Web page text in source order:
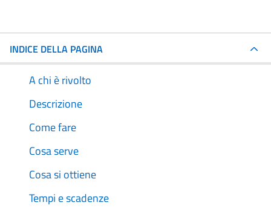
INDICE DELLA PAGINA
A chi è rivolto
Descrizione
Come fare
Cosa serve
Cosa si ottiene
Tempi e scadenze